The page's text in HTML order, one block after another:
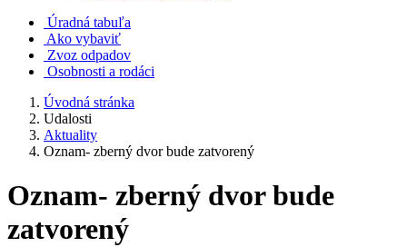
Úradná tabuľa
Ako vybaviť
Zvoz odpadov
Osobnosti a rodáci
Úvodná stránka
Udalosti
Aktuality
Oznam- zberný dvor bude zatvorený
Oznam- zberný dvor bude
zatvorený